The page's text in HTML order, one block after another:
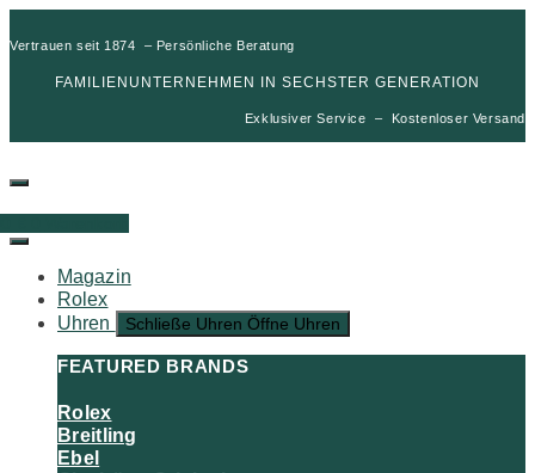
Vertrauen seit 1874 – Persönliche Beratung
FAMILIENUNTERNEHMEN IN SECHSTER GENERATION
Exklusiver Service – Kostenloser Versand
Magazin
Rolex
Uhren
Schließe Uhren Öffne Uhren
FEATURED BRANDS
Rolex
Breitling
Ebel